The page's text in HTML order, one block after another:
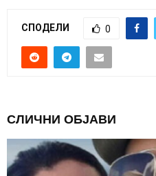
СПОДЕЛИ 0
СЛИЧНИ ОБЈАВИ